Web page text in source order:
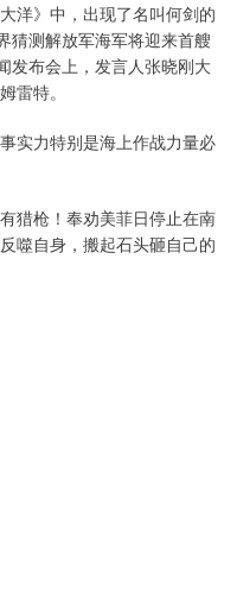
洋》中，出现了名叫何剑的
猜测解放军海军将迎来首艘
发布会上，发言人张晓刚大
雷特。
实力特别是海上作战力量必
猎枪！奉劝美菲日停止在南
噬自身，搬起石头砸自己的